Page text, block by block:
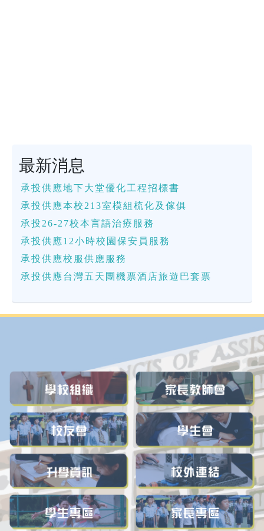
最新消息
承投供應地下大堂優化工程招標書
承投供應本校213室模組梳化及傢俱
承投26-27校本言語治療服務
承投供應12小時校園保安員服務
承投供應校服供應服務
承投供應台灣五天團機票酒店旅遊巴套票